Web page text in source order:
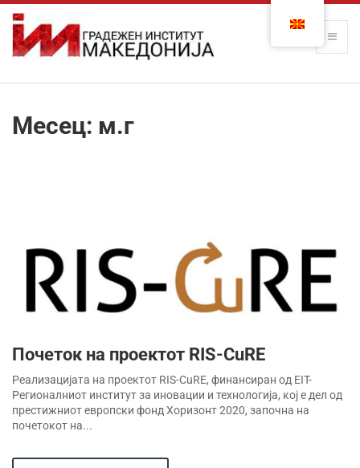
Месец: м.г
Почеток на проектот RIS-CuRE
Реализацијата на проектот RIS-CuRE, финансиран од EIT-
Регионалниот институт за иновации и технологија, кој е дел од
престижниот европски фонд Хоризонт 2020, започна на
почетокот на...